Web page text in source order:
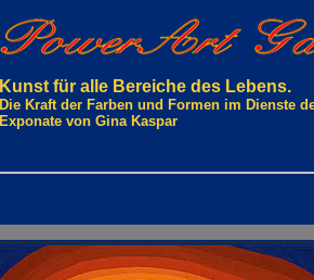
Kunst für alle Bereiche des Lebens.
Die Kraft der Farben und Formen im Dienste
Exponate von Gina Kaspar